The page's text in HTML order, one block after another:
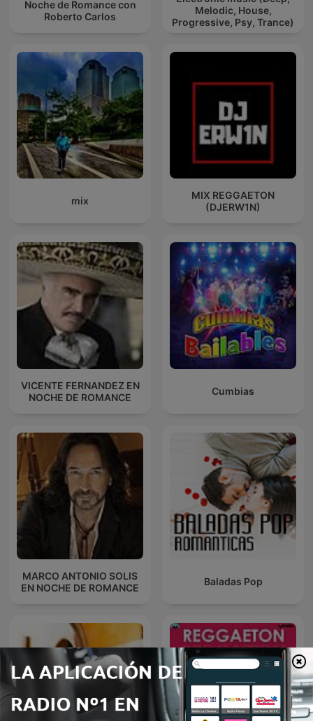
Noche de Romance con
Roberto Carlos
Melodic, House,
Progressive, Psy, Trance)
mix
MIX REGGAETON
(DJERW1N)
VICENTE FERNANDEZ EN
NOCHE DE ROMANCE
Cumbias
MARCO ANTONIO SOLIS
EN NOCHE DE ROMANCE
Baladas Pop